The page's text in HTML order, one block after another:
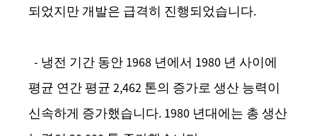
되었지만 개발은 급격히 진행되었습니다.
- 냉전 기간 동안 1968 년에서 1980 년 사이에
평균 연간 평균 2,462 톤의 증가로 생산 능력이
신속하게 증가했습니다. 1980 년대에는 총 생산